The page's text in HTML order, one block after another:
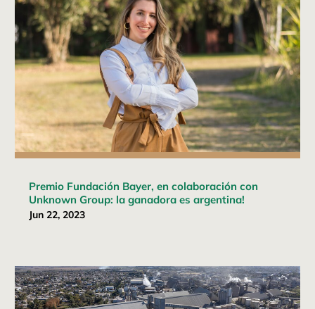
Premio Fundación Bayer, en colaboración con
Unknown Group: la ganadora es argentina!
Jun 22, 2023